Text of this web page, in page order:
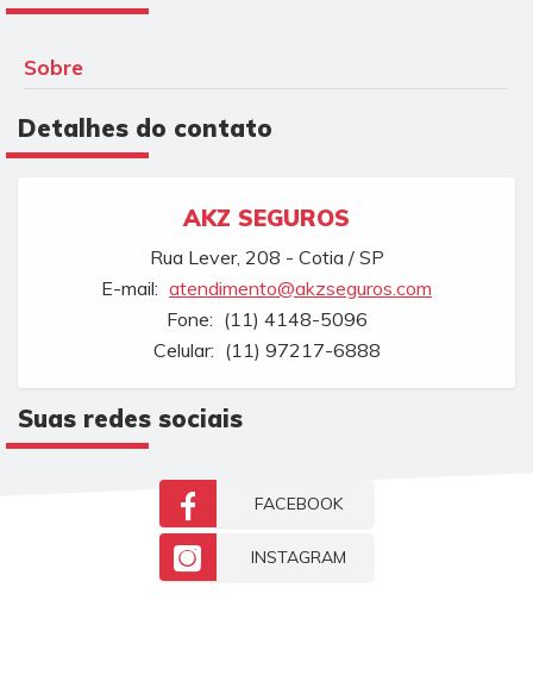
Sobre
Detalhes do contato
AKZ SEGUROS
Rua Lever, 208 - Cotia / SP
E-mail: atendimento@akzseguros.com
Fone: (11) 4148-5096
Celular: (11) 97217-6888
Suas redes sociais
FACEBOOK
INSTAGRAM